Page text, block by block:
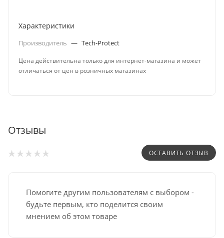
Характеристики
Производитель — Tech-Protect
Цена действительна только для интернет-магазина и может
отличаться от цен в розничных магазинах
Отзывы
ОСТАВИТЬ ОТЗЫВ
Помогите другим пользователям с выбором -
будьте первым, кто поделится своим
мнением об этом товаре